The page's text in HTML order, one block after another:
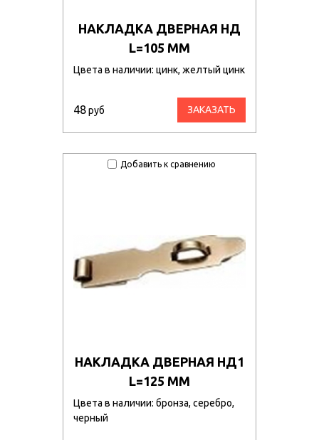
НАКЛАДКА ДВЕРНАЯ НД
L=105 ММ
Цвета в наличии: цинк, желтый цинк
48руб ЗАКАЗАТЬ
Добавить к сравнению
НАКЛАДКА ДВЕРНАЯ НД1
L=125 ММ
Цвета в наличии: бронза, серебро,
черный